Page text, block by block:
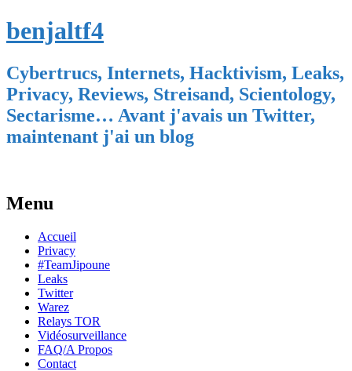
benjaltf4
Cybertrucs, Internets, Hacktivism, Leaks,
Privacy, Reviews, Streisand, Scientology,
Sectarisme… Avant j'avais un Twitter,
maintenant j'ai un blog
Menu
Skip
content
Accueil
Privacy
#TeamJipoune
Leaks
Twitter
Warez
Relays TOR
Vidéosurveillance
FAQ/A Propos
Contact